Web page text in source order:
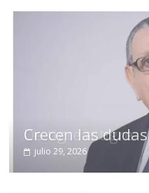
Crecen las dudas
julio 29, 2026